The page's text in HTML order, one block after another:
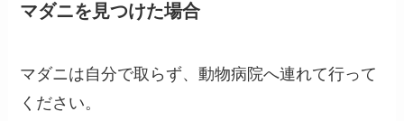
マダニを見つけた場合
マダニは自分で取らず、動物病院へ連れて行って
ください。